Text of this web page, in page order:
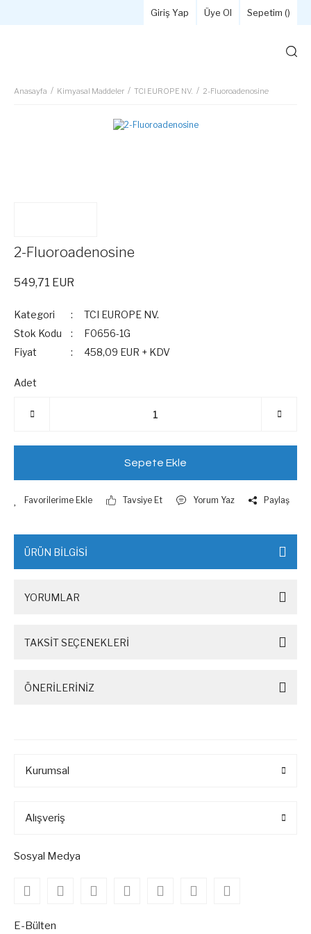
Giriş Yap Üye Ol Sepetim ()
Anasayfa Kimyasal Maddeler TCI EUROPE NV. 2-Fluoroadenosine
2-Fluoroadenosine
549,71 EUR
Kategori
TCI EUROPE NV.
Stok Kodu
F0656-1G
Fiyat
458,09 EUR + KDV
Adet
Sepete Ekle
Tavsiye Et Yorum Yaz Paylaş
ÜRÜN BİLGİSİ
YORUMLAR
TAKSİT SEÇENEKLERİ
ÖNERİLERİNİZ
Kurumsal
Alışveriş
Sosyal Medya
E-Bülten